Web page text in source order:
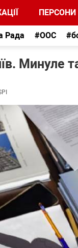
ПЕРСОНИ
Рада #ООС
Минуле